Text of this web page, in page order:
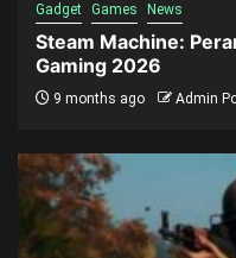
Gadget Games News
Steam Machine:
Gaming 2026
9 months ago Admin